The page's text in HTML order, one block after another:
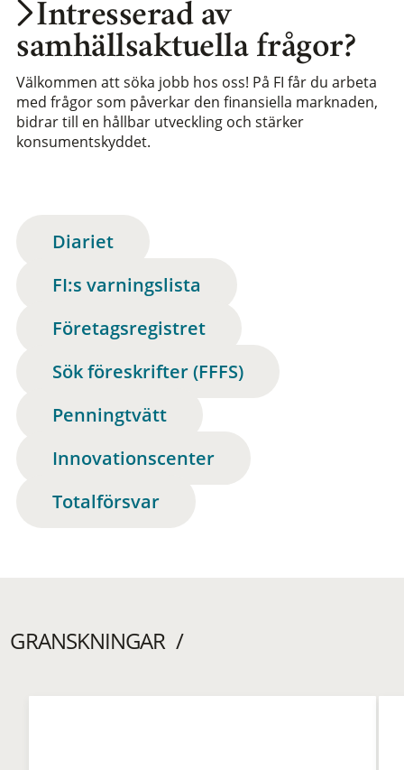
Intresserad av
samhällsaktuella frågor?
Välkommen att söka jobb hos oss! På FI får du arbeta
med frågor som påverkar den finansiella marknaden,
bidrar till en hållbar utveckling och stärker
konsumentskyddet.
Diariet
FI:s varningslista
Företagsregistret
Sök föreskrifter (FFFS)
Penningtvätt
Innovationscenter
Totalförsvar
GRANSKNINGAR